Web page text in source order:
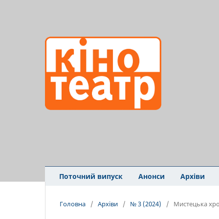
Поточний випуск Анонси Архіви
Головна / Архіви / № 3 (2024) / Мистецька